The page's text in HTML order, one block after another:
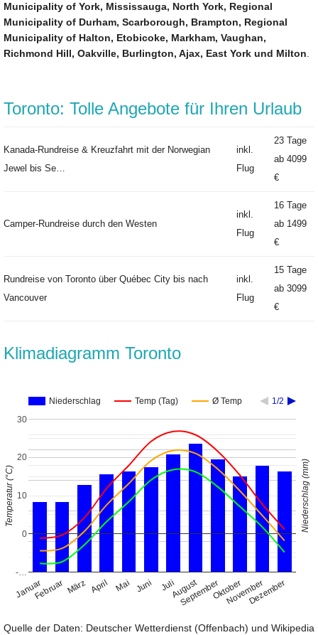
Municipality of York, Mississauga, North York, Regional
Municipality of Durham, Scarborough, Brampton, Regional
Municipality of Halton, Etobicoke, Markham, Vaughan,
Richmond Hill, Oakville, Burlington, Ajax, East York und Milton
Toronto: Tolle Angebote für Ihren Urlaub
Kanada-Rundreise & Kreuzfahrt mit der Norwegian
Jewel bis Se…
inkl.
Flug
23 Tage
ab 4099
€
Camper-Rundreise durch den Westen
inkl.
Flug
16 Tage
ab 1499
€
Rundreise von Toronto über Québec City bis nach
Vancouver
inkl.
Flug
15 Tage
ab 3099
€
Klimadiagramm Toronto
Niederschlag Temp (Tag) Ø Temp 1/2
JanuarFebruar März April Mai Juni JuliAugust
SeptemberOktober
NovemberDezember
-…
0
10
20
30
Temperatur (°C) Niederschlag (mm)
Quelle der Daten: Deutscher Wetterdienst (Offenbach) und Wikipedia